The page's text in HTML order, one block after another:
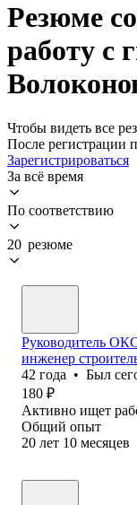
Резюме
работу с
Чтобы видеть все
После регистрации
Зарегистрироваться
За всё время
По соответствию
20 резюме
Руководитель
инженер
42 года • Был
180 ₽
Активно ищет
Общий опыт
20 лет 10 месяцев